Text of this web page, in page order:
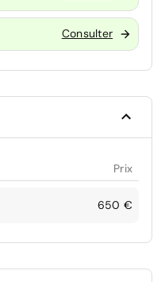
Consulter
Prix
650 €